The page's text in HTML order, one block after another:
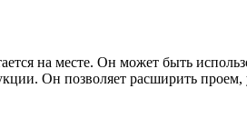
на месте. Он может быть
Он позволяет расширить